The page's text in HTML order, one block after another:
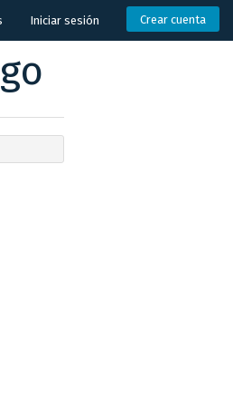
Iniciar sesión Crear cuenta